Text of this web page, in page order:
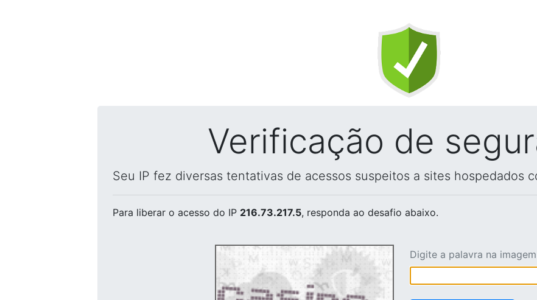
Verificação de
Seu IP fez diversas tentativas de acessos suspeitos a sites hospedados
Para liberar o acesso do IP 216.73.217.5, responda ao desafio abaixo.
Digite a palavra na